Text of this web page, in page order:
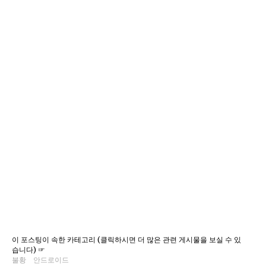
이 포스팅이 속한 카테고리 (클릭하시면 더 많은 관련 게시물을 보실 수 있
습니다) ☞
불황
안드로이드